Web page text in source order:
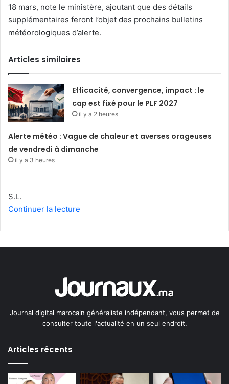
18 mars, note le ministère, ajoutant que des détails
supplémentaires feront l’objet des prochains bulletins
météorologiques d’alerte.
Articles similaires
Efficacité, convergence, impact : le
cap est fixé pour le PLF 2027
il y a 2 heures
Alerte météo : Vague de chaleur et averses orageuses
de vendredi à dimanche
il y a 3 heures
S.L.
Continuer la lecture
Journal digital marocain généraliste indépendant, vous permet de
consulter toute l'actualité en un seul endroit.
Articles récents